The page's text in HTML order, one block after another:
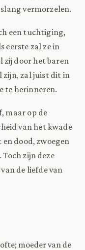
vermorzelen.
een tuchtiging,
eerste zal ze in
zij door het baren
zijn, zal juist dit in
te herinneren.
maar op de
van het kwade
dood, zwoegen
Toch zijn deze
de liefde van
moeder van de